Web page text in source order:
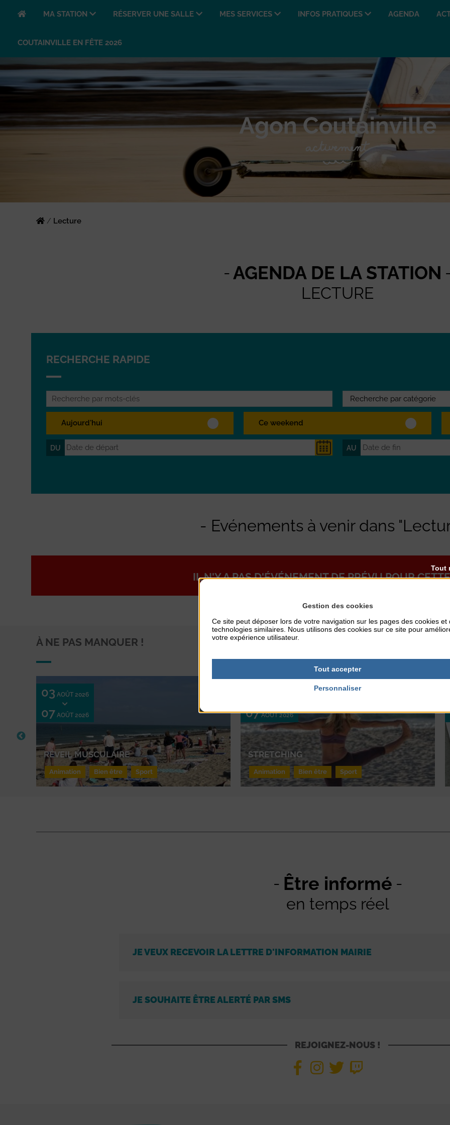
MA STATION RÉSERVER UNE SALLE MES SERVICES INFOS PRATIQUES AGENDA
COUTAINVILLE EN FÊTE 2026
/ Lecture
AGENDA DE LA STATION
LECTURE
RECHERCHE RAPIDE
Aujourd'hui Ce weekend
DU AU
- Evénements à venir dans
IL N'Y A PAS D'ÉVÉNEMENT DE PRÉVU POUR
À NE PAS MANQUER !
03 AOÛT 2026
07 AOÛT 2026
RÉVEIL MUSCULAIRE
Animation Bien être Sport
07 AOÛT 2026
STRETCHING
Animation Bien être Sport
Être informé
en temps réel
JE VEUX RECEVOIR LA LETTRE D'INFORMATION MAIRIE
JE SOUHAITE ÊTRE ALERTÉ PAR SMS
REJOIGNEZ-NOUS !
Gestion des cookies
Ce site peut déposer lors de votre navigation sur les pages des cookies et
technologies similaires. Nous utilisons des cookies sur ce site pour
votre expérience utilisateur.
Tout accepter
Tout
Personnaliser